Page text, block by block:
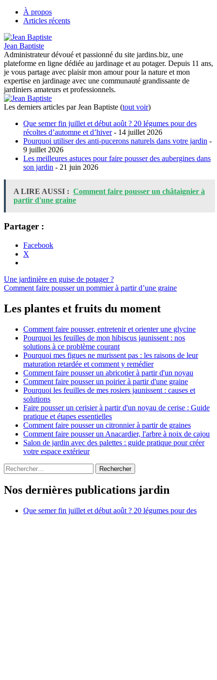
À propos
Articles récents
Jean Baptiste
Administrateur dévoué et passionné du site jardins.biz, une
plateforme en ligne dédiée au jardinage et au potager. Depuis 11 ans,
je vous partage avec plaisir mon amour pour la nature et mon
expertise en jardinage avec une communauté grandissante de
jardiniers amateurs et professionnels.
Les derniers articles par Jean Baptiste (tout voir)
Que semer fin juillet et début août ? 20 légumes pour des
récoltes d’automne et d’hiver- 14 juillet 2026
Pourquoi utiliser des anti-pucerons naturels dans votre jardin -
9 juillet 2026
Les meilleures astuces pour faire pousser des aubergines dans
son jardin - 21 juin 2026
A LIRE AUSSI : Comment faire pousser un châtaignier à
partir d'une graine
Partager :
Facebook
X
Navigation
de
l’article
Une jardinière en guise de potager ?
Comment faire pousser un pommier à partir d’une graine
Les plantes et fruits du moment
Comment faire pousser, entretenir et orienter une glycine
Pourquoi les feuilles de mon hibiscus jaunissent : nos
solutions à ce problème courant
Pourquoi mes figues ne murissent pas : les raisons de leur
maturation retardée et comment y remédier
Comment faire pousser un abricotier à partir d'un noyau
Comment faire pousser un poirier à partir d'une graine
Pourquoi les feuilles de mes rosiers jaunissent : causes et
solutions
Faire pousser un cerisier à partir d'un noyau de cerise : Guide
pratique et étapes essentielles
Comment faire pousser un citronnier à partir de graines
Comment faire pousser un Anacardier, l'arbre à noix de cajou
Salon de jardin avec des palettes : guide pratique pour créer
votre espace extérieur
Rechercher :
Nos dernières publications jardin
Que semer fin juillet et début août ? 20 légumes pour des